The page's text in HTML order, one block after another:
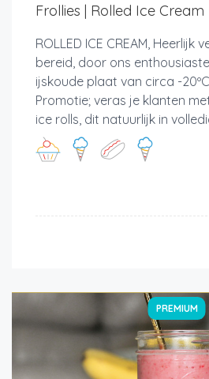
Frollies | Rolled Ice Cream
ROLLED ICE CREAM, Heerlijk
bereid, door ons
ijskoude plaat van circa -
Promotie; veras je klanten
ice rolls, dit natuurlijk in
PREMIUM